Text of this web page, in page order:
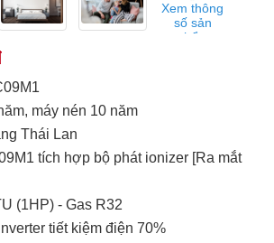
Xem thông
số sản
phẩm
máy nén 10 năm
Thái Lan
tích hợp bộ phát ionizer [Ra mắt
(1HP) - Gas R32
tiết kiệm điện 70%